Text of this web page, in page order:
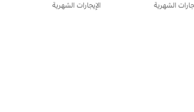
الشهرية
الإيجارات الشهرية